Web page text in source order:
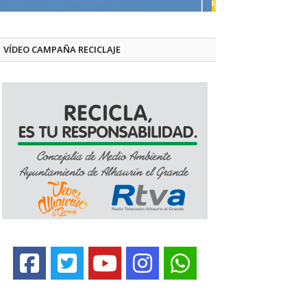
VÍDEO CAMPAÑA RECICLAJE